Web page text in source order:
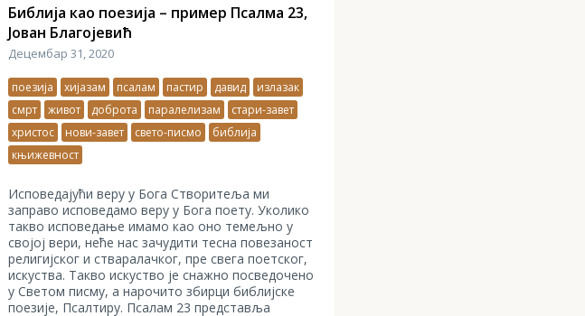
Библија као поезија – пример Псалма 23,
Јован Благојевић
Децембар 31, 2020
поезија хијазам псалам пастир давид
излазак
смрт
живот доброта паралелизам
стари-завет
христос
нови-завет свето-писмо
библија
књижевност
Исповедајући веру у Бога Створитеља ми
заправо исповедамо веру у Бога поету. Уколико
такво исповедање имамо као оно темељно у
својој вери, неће нас зачудити тесна повезаност
религијског и стваралачког, пре свега поетског,
искуства. Такво искуство је снажно посведочено
у Светом писму, а нарочито збирци библијске
поезије, Псалтиру. Псалам 23 представља